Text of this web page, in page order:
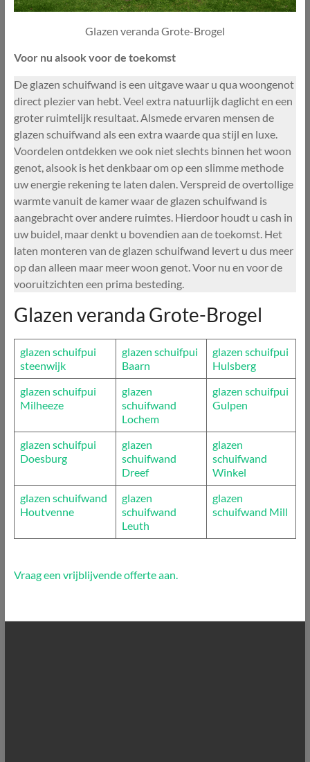
Glazen veranda Grote-Brogel
Voor nu alsook voor de toekomst
De glazen schuifwand is een uitgave waar u qua woongenot
direct plezier van hebt. Veel extra natuurlijk daglicht en een
groter ruimtelijk resultaat. Alsmede ervaren mensen de
glazen schuifwand als een extra waarde qua stijl en luxe.
Voordelen ontdekken we ook niet slechts binnen het woon
genot, alsook is het denkbaar om op een slimme methode
uw energie rekening te laten dalen. Verspreid de overtollige
warmte vanuit de kamer waar de glazen schuifwand is
aangebracht over andere ruimtes. Hierdoor houdt u cash in
uw buidel, maar denkt u bovendien aan de toekomst. Het
laten monteren van de glazen schuifwand levert u dus meer
op dan alleen maar meer woon genot. Voor nu en voor de
vooruitzichten een prima besteding.
Glazen veranda Grote-Brogel
glazen schuifpui
steenwijk
glazen schuifpui
Baarn
glazen schuifpui
Hulsberg
glazen schuifpui
Milheeze
glazen
schuifwand
Lochem
glazen schuifpui
Gulpen
glazen schuifpui
Doesburg
glazen
schuifwand
Dreef
glazen
schuifwand
Winkel
glazen schuifwand
Houtvenne
glazen
schuifwand
Leuth
glazen
schuifwand Mill
Vraag een vrijblijvende offerte aan.